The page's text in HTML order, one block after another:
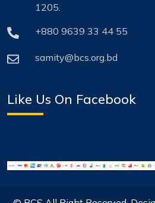
1205.
+880 9639 33 44 55
samity@bcs.org.bd
Like Us On Facebook